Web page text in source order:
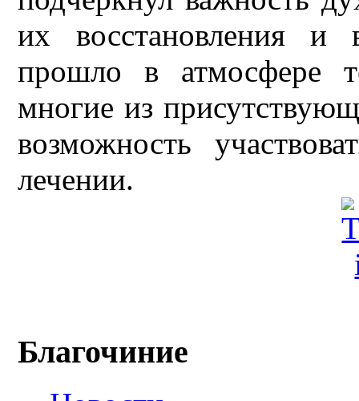
их восстановления и
прошло в атмосфере
многие из
возможность
лечении.
Благочиние